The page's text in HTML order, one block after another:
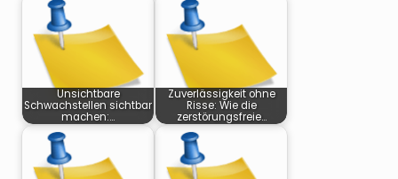
Unsichtbare
Schwachstellen sichtbar
machen:…
Zuverlässigkeit ohne
Risse: Wie die
zerstörungsfreie…